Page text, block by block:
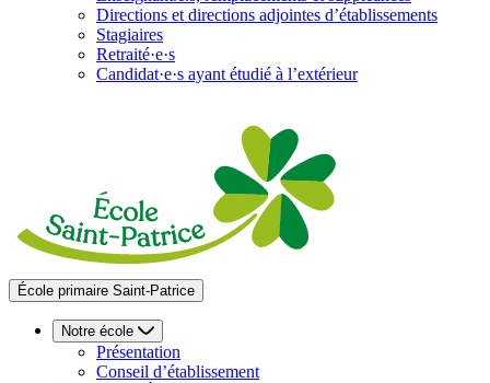
Directions et directions adjointes d’établissements
Stagiaires
Retraité·e·s
Candidat·e·s ayant étudié à l’extérieur
École primaire Saint-Patrice
Notre école
Présentation
Conseil d’établissement